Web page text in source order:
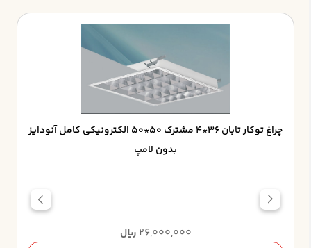
چراغ توکار تابان 36*4 مشترک 50*50 الکترونيکي کامل آنودايز
بدون لامپ
26,000,000 ریال